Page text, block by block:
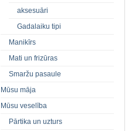
aksesuāri
Gadalaiku tipi
Manikīrs
Mati un frizūras
Smaržu pasaule
Mūsu māja
Mūsu veselība
Pārtika un uzturs